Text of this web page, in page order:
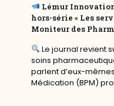
Lémur
hors-série « Les
Moniteur des
Le journal revient
soins
parlent d’eux-
Médication (BPM)